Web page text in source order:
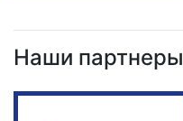
Наши партнеры